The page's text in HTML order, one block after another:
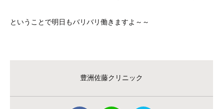
ということで明日もバリバリ働きますよ～～
豊洲佐藤クリニック